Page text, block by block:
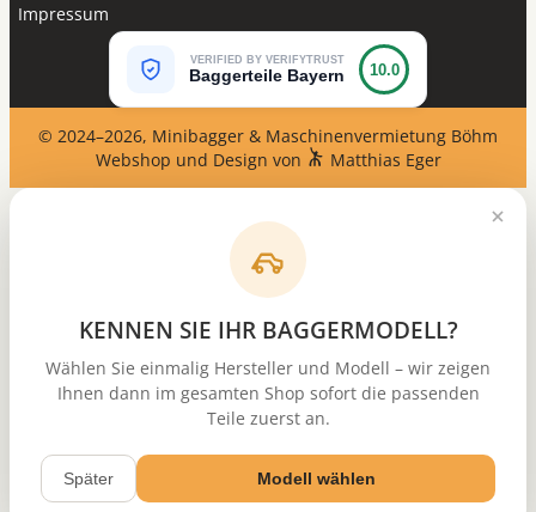
Impressum
VERIFIED BY VERIFYTRUST
Baggerteile Bayern 10.0
© 2024–2026, Minibagger & Maschinenvermietung Böhm
Webshop und Design von
Matthias Eger
KENNEN SIE IHR BAGGERMODELL?
Wählen Sie einmalig Hersteller und Modell – wir zeigen
Ihnen dann im gesamten Shop sofort die passenden
Teile zuerst an.
Später Modell wählen